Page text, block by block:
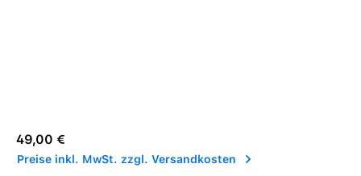
Regulärer Preis:
49,00 €
Preise inkl. MwSt. zzgl. Versandkosten